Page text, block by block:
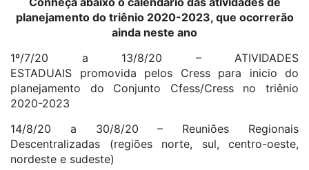
planejamento do triênio 2020-2023, que ocorrerão
ainda neste ano
1º/7/20 a 13/8/20 – ATIVIDADES
ESTADUAIS promovida pelos Cress para inicio do
planejamento do Conjunto Cfess/Cress no triênio
2020-2023
14/8/20 a 30/8/20 – Reuniões Regionais
Descentralizadas (regiões norte, sul, centro-oeste,
nordeste e sudeste)